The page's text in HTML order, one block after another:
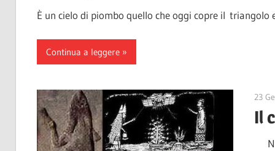
È un cielo di piombo quello che oggi copre il
Continua a leggere
23
Il